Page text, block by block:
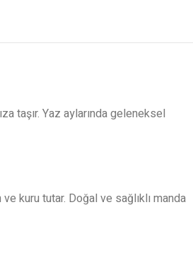
taşır. Yaz aylarında geleneksel
kuru tutar. Doğal ve sağlıklı manda